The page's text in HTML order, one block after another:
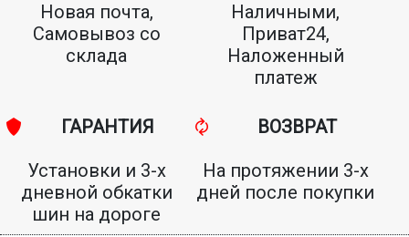
Новая почта,
Самовывоз со
склада
Наличными,
Приват24,
Наложенный
платеж
ГАРАНТИЯ
Установки и 3-х
дневной обкатки
шин на дороге
ВОЗВРАТ
На протяжении 3-х
дней после покупки